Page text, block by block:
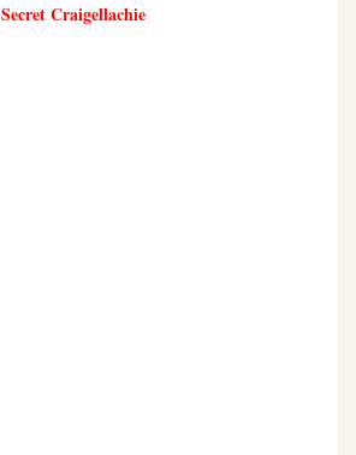
Secret Craigellachie